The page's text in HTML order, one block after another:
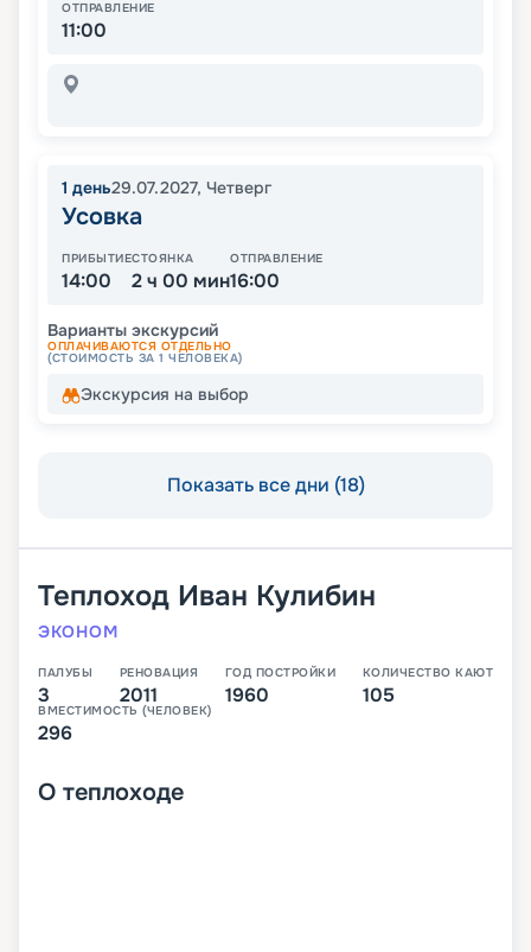
ОТПРАВЛЕНИЕ
11:00
1 день29.07.2027, Четверг
Усовка
ПРИБЫТИЕ
14:00
СТОЯНКА
2 ч 00 мин
ОТПРАВЛЕНИЕ
16:00
Варианты экскурсий
ОПЛАЧИВАЮТСЯ ОТДЕЛЬНО
(СТОИМОСТЬ ЗА 1 ЧЕЛОВЕКА)
Экскурсия на выбор
Показать все дни (18)
Теплоход Иван Кулибин
ЭКОНОМ
ПАЛУБЫ
3
РЕНОВАЦИЯ
2011
ГОД ПОСТРОЙКИ
1960
КОЛИЧЕСТВО КАЮТ
105
ВМЕСТИМОСТЬ (ЧЕЛОВЕК)
296
О теплоходе